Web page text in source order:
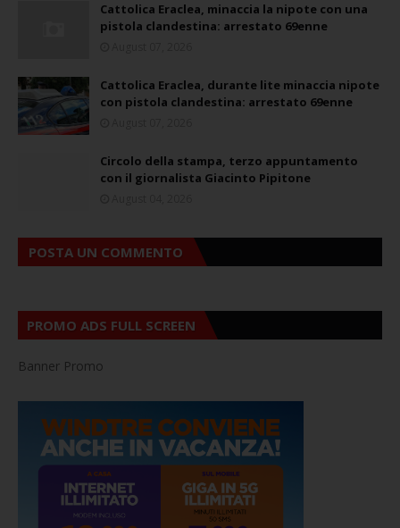
Cattolica Eraclea, minaccia la nipote con una
pistola clandestina: arrestato 69enne
Cattolica Eraclea, durante lite minaccia nipote
con pistola clandestina: arrestato 69enne
Circolo della stampa, terzo appuntamento
con il giornalista Giacinto Pipitone
POSTA UN COMMENTO
PROMO ADS FULL SCREEN
Banner Promo